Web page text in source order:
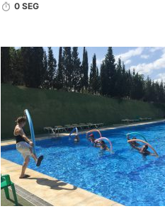
0 SEG